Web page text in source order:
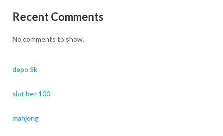
Recent Comments
No comments to show.
depo 5k
slot bet 100
mahjong